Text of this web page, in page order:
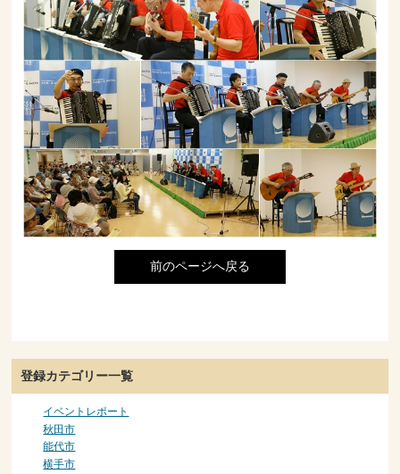
前のページへ戻る
登録カテゴリー一覧
イベントレポート
秋田市
能代市
横手市